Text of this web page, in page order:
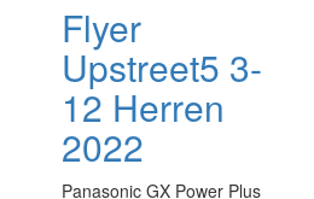
Flyer
Upstreet5 3-
12 Herren
2022
Panasonic GX Power Plus